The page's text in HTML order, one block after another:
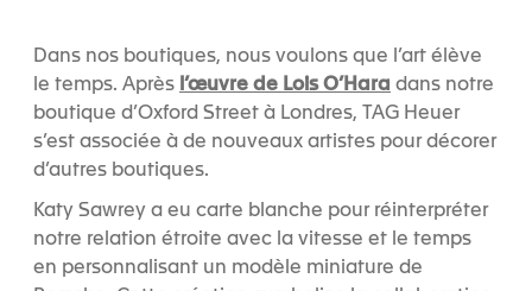
Dans nos boutiques, nous voulons que l’art élève
le temps. Après l’œuvre de Lois O’Hara dans notre
boutique d’Oxford Street à Londres, TAG Heuer
s’est associée à de nouveaux artistes pour décorer
d’autres boutiques.
Katy Sawrey a eu carte blanche pour réinterpréter
notre relation étroite avec la vitesse et le temps
en personnalisant un modèle miniature de